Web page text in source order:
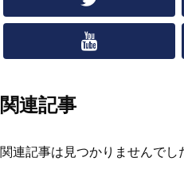
関連記事
関連記事は見つかりませんでし